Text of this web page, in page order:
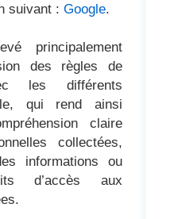
suivant : Google.
principalement
des règles de
les différents
qui rend ainsi
claire
collectées,
informations ou
d’accès aux